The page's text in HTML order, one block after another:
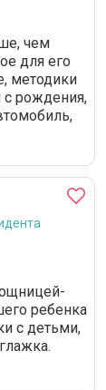
чем
для его
методики
с рождения,
ребенка
с детьми,